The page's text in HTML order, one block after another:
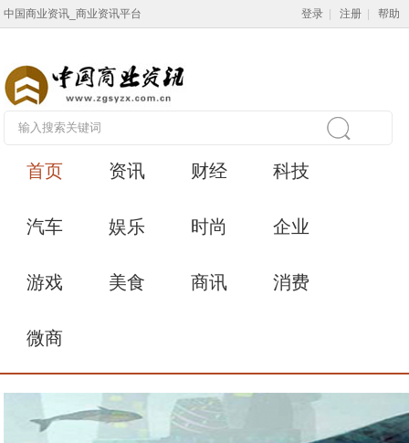
中国商业资讯_商业资讯平台 登录 注册 帮助
首页 资讯 财经 科技
汽车 娱乐 时尚 企业
游戏 美食 商讯 消费
微商